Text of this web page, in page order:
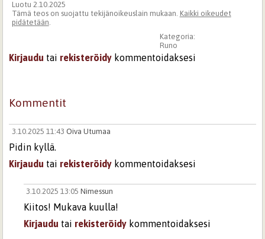
Luotu 2.10.2025
Tämä teos on suojattu tekijänoikeuslain mukaan. Kaikki oikeudet
pidätetään.
Kategoria:
Runo
Kirjaudu tai rekisteröidy kommentoidaksesi
Kommentit
3.10.2025 11:43 Oiva Utumaa
Pidin kyllä.
Kirjaudu tai rekisteröidy kommentoidaksesi
3.10.2025 13:05Nimessun
Kiitos! Mukava kuulla!
Kirjaudu tai rekisteröidy kommentoidaksesi